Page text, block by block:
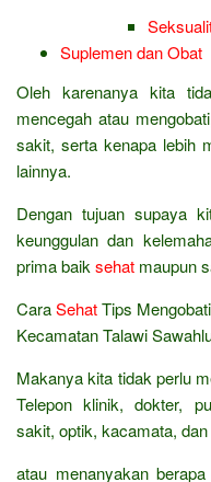
Suplemen dan Obat
Oleh karenanya kita
mencegah atau
sakit, serta kenapa lebih
lainnya.
Dengan tujuan supaya
keunggulan dan
prima baik sehat maupun
CaraSehatTips
Kecamatan Talawi
Makanya kita tidak perlu
Telepon klinik, dokter,
sakit, optik, kacamata,
atau menanyakan